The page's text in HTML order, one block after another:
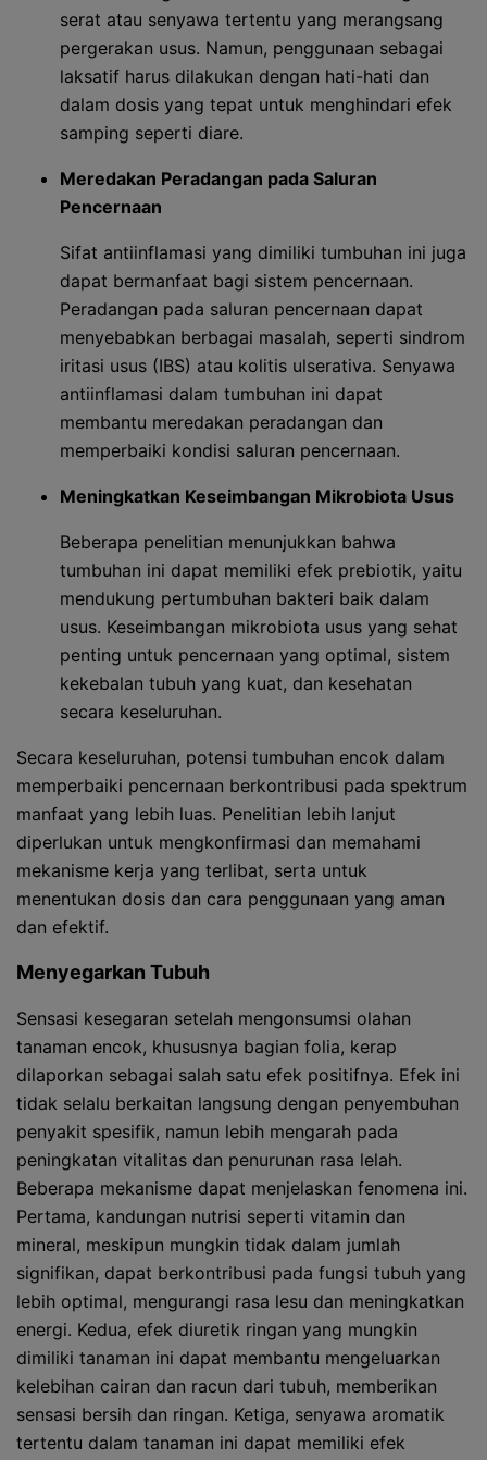
serat atau senyawa tertentu yang merangsang
pergerakan usus. Namun, penggunaan sebagai
laksatif harus dilakukan dengan hati-hati dan
dalam dosis yang tepat untuk menghindari efek
samping seperti diare.
Meredakan Peradangan pada Saluran
Pencernaan
Sifat antiinflamasi yang dimiliki tumbuhan ini juga
dapat bermanfaat bagi sistem pencernaan.
Peradangan pada saluran pencernaan dapat
menyebabkan berbagai masalah, seperti sindrom
iritasi usus (IBS) atau kolitis ulserativa. Senyawa
antiinflamasi dalam tumbuhan ini dapat
membantu meredakan peradangan dan
memperbaiki kondisi saluran pencernaan.
Meningkatkan Keseimbangan Mikrobiota Usus
Beberapa penelitian menunjukkan bahwa
tumbuhan ini dapat memiliki efek prebiotik, yaitu
mendukung pertumbuhan bakteri baik dalam
usus. Keseimbangan mikrobiota usus yang sehat
penting untuk pencernaan yang optimal, sistem
kekebalan tubuh yang kuat, dan kesehatan
secara keseluruhan.
Secara keseluruhan, potensi tumbuhan encok dalam
memperbaiki pencernaan berkontribusi pada spektrum
manfaat yang lebih luas. Penelitian lebih lanjut
diperlukan untuk mengkonfirmasi dan memahami
mekanisme kerja yang terlibat, serta untuk
menentukan dosis dan cara penggunaan yang aman
dan efektif.
Menyegarkan Tubuh
Sensasi kesegaran setelah mengonsumsi olahan
tanaman encok, khususnya bagian folia, kerap
dilaporkan sebagai salah satu efek positifnya. Efek ini
tidak selalu berkaitan langsung dengan penyembuhan
penyakit spesifik, namun lebih mengarah pada
peningkatan vitalitas dan penurunan rasa lelah.
Beberapa mekanisme dapat menjelaskan fenomena ini.
Pertama, kandungan nutrisi seperti vitamin dan
mineral, meskipun mungkin tidak dalam jumlah
signifikan, dapat berkontribusi pada fungsi tubuh yang
lebih optimal, mengurangi rasa lesu dan meningkatkan
energi. Kedua, efek diuretik ringan yang mungkin
dimiliki tanaman ini dapat membantu mengeluarkan
kelebihan cairan dan racun dari tubuh, memberikan
sensasi bersih dan ringan. Ketiga, senyawa aromatik
tertentu dalam tanaman ini dapat memiliki efek